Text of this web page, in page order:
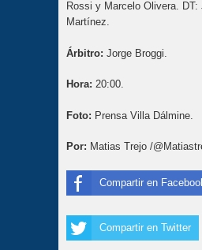
Rossi y Marcelo Olivera.
Martínez.
Árbitro: Jorge Broggi.
Hora: 20:00.
Foto: Prensa Villa Dálmine.
Por: Matias Trejo /
Compartir en
Compartir en Twitter